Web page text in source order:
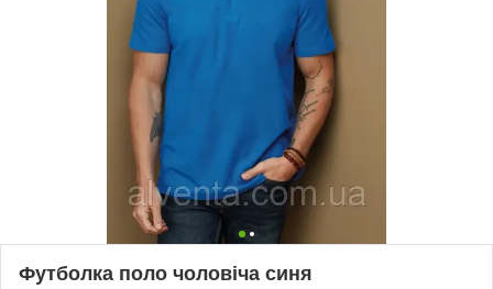
Футболка поло чоловіча синя